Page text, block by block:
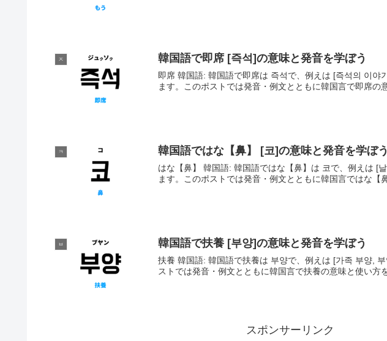
ㅈ 韓国語で即席 [즉석]の意味と発音を学ぼう
即席 韓国語: 韓国語で即席は 즉석で、例えは [즉석의 이야
ます。このポストでは発音・例文とともに韓国言で即席の
ㅋ 韓国語ではな【鼻】 [코]の意味と発音を学ぼう
はな【鼻】 韓国語: 韓国語ではな【鼻】は 코で、例えは [
ます。このポストでは発音・例文とともに韓国言ではな【
ㅂ 韓国語で扶養 [부양]の意味と発音を学ぼう
扶養 韓国語: 韓国語で扶養は 부양で、例えは [가족 부양,
ストでは発音・例文とともに韓国言で扶養の意味と使い方
スポンサーリンク